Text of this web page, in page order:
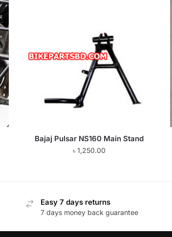
Bajaj Pulsar NS160 Main Stand
৳1,250.00
Easy 7 days returns
7 days money back guarantee